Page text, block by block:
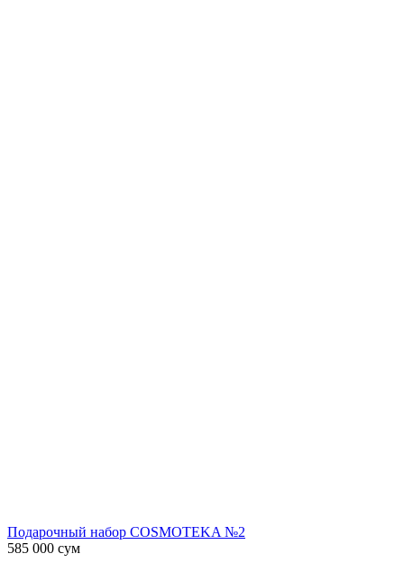
Подарочный набор COSMOTEKA №2
585 000 сум